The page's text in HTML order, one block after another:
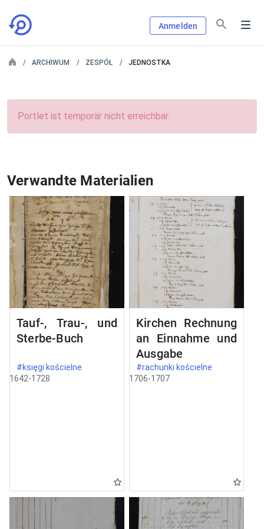
Anmelden
ARCHIWUM ZESPÓŁ JEDNOSTKA
Portlet ist temporär nicht erreichbar.
Verwandte Materialien
Tauf-, Trau-, und
Sterbe-Buch
#księgi kościelne
1642-1728
Kirchen Rechnung
an Einnahme und
Ausgabe
#rachunki kościelne
1706-1707